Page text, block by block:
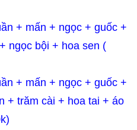
+ mấn + ngọc + guốc +
ngọc bội + hoa sen (
+ mấn + ngọc + guốc +
+ trăm cài + hoa tai + áo